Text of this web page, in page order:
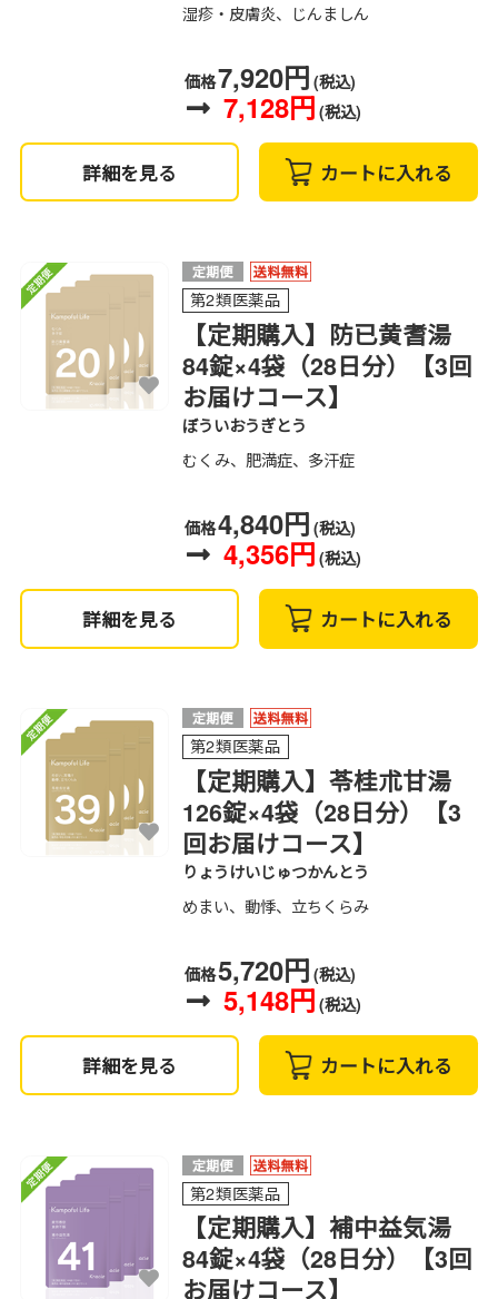
湿疹・皮膚炎、じんましん
価格7,920円 (税込)
7,128円 (税込)
詳細を見る カートに入れる
第2類医薬品
【定期購入】防已黄耆湯
84錠×4袋（28日分）【3回
お届けコース】
ぼういおうぎとう
むくみ、肥満症、多汗症
価格4,840円 (税込)
4,356円 (税込)
詳細を見る カートに入れる
第2類医薬品
【定期購入】苓桂朮甘湯
126錠×4袋（28日分）【3
回お届けコース】
りょうけいじゅつかんとう
めまい、動悸、立ちくらみ
価格5,720円 (税込)
5,148円 (税込)
詳細を見る カートに入れる
第2類医薬品
【定期購入】補中益気湯
84錠×4袋（28日分）【3回
お届けコース】